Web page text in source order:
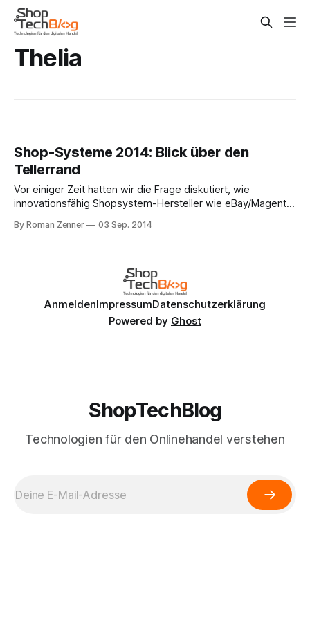
Thelia
Shop-Systeme 2014: Blick über den
Tellerrand
Vor einiger Zeit hatten wir die Frage diskutiert, wie
innovationsfähig Shopsystem-Hersteller wie eBay/Magento,
ausgehend habe ich mich auf einen längeren Streifzug
Entwicklungen diesbezüglich auf uns zukommen könnten.
By Roman Zenner 03 Sep. 2014
AnmeldenImpressumDatenschutzerklärung
Powered by Ghost
ShopTechBlog
Technologien für den Onlinehandel verstehen